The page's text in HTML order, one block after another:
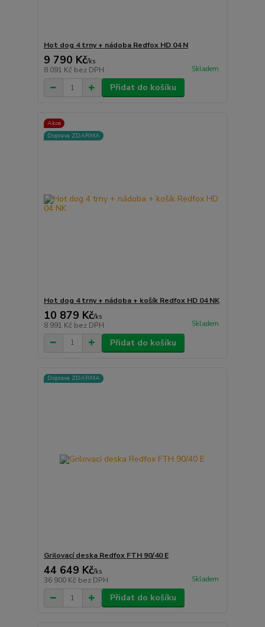
Hot dog 4 trny + nádoba Redfox HD 04 N
9 790 Kč/ks
8 091 Kč bez DPH Skladem
Přidat do košíku
Akce
Doprava ZDARMA
Hot dog 4 trny + nádoba + košík Redfox HD 04 NK
10 879 Kč/ks
8 991 Kč bez DPH Skladem
Přidat do košíku
Doprava ZDARMA
Grilovací deska Redfox FTH 90/40 E
44 649 Kč/ks
36 900 Kč bez DPH Skladem
Přidat do košíku